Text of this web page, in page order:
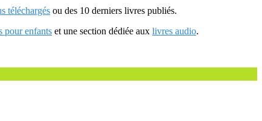
téléchargés ou des 10 derniers livres publiés.
pour enfants et une section dédiée aux livres audio.